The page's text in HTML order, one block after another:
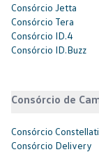
Consórcio Jetta
Consórcio Tera
Consórcio ID.4
Consórcio ID.Buzz
Consórcio de
Consórcio
Consórcio Delivery